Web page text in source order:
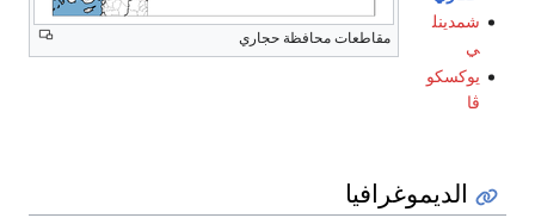
مقاطعات محافظة حجاري
شمدينل
ي
يوكسكو
ڤا
الديموغرافيا